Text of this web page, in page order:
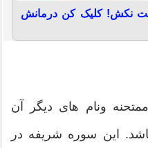
نکش! کلیک کن درمانش
ونام های دیگر آن
الموده» (1) می باشد. این سوره شریفه در